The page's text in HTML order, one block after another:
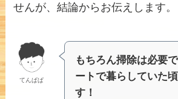
せんが、結論からお伝えします。
てんぱぱ
もちろん掃除は必要
ートで暮らしていた
す！